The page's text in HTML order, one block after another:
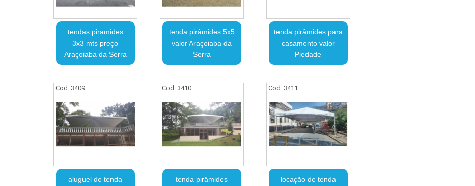
tendas piramides
3x3 mts preço
Araçoiaba da Serra
tenda pirâmides 5x5
valor Araçoiaba da
Serra
tenda pirâmides para
casamento valor
Piedade
Cod.:3409
aluguel de tenda
Cod.:3410
tenda pirâmides
Cod.:3411
locação de tenda